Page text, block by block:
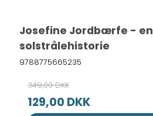
Josefine Jordbærfe - en
solstrålehistorie
9788775665235
349,00 DKK
129,00 DKK